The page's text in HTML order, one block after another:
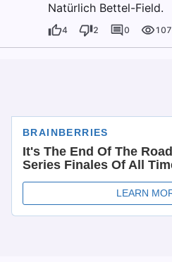
Natürlich Bettel-Field.
4 2 0 107